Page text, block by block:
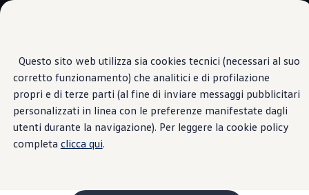
Questo sito web utilizza sia cookies tecnici (necessari al suo
corretto funzionamento) che analitici e di profilazione
propri e di terze parti (al fine di inviare messaggi pubblicitari
personalizzati in linea con le preferenze manifestate dagli
utenti durante la navigazione). Per leggere la cookie policy
completa clicca qui.
Passa ai
contenuti
principali
Passa
a
fondo
pagina
VanLife
Pick-up
Veicoli Commerciali Elettrici
Van
Modelli precedenti
Confronta i modelli
Configurazioni salvate
Volkswagen Auto
Acquista il tuo Veicolo Volkswagen
Ecoincentivi Volkswagen
Importazione di itinerari online
È comodo